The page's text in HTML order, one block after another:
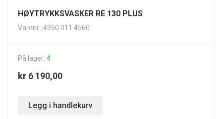
HØYTRYKKSVASKER RE 130 PLUS
Varenr.: 4950 011 4560
På lager: 4
kr 6 190,00
Legg i handlekurv